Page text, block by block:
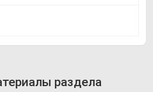
раздела